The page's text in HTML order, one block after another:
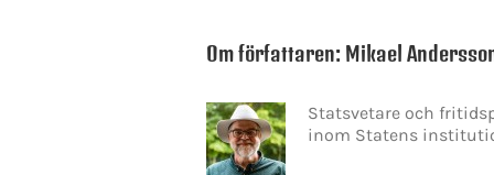
Om författaren: Mikael
Statsvetare och
inom Statens